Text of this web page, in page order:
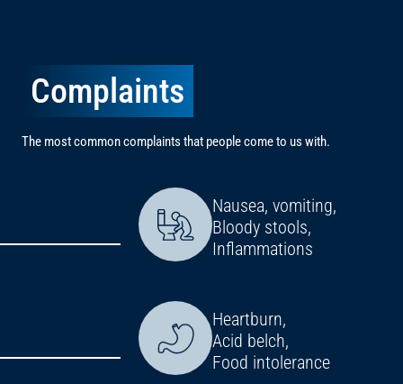
Complaints
The most common complaints that people come to us with.
Nausea, vomiting,
Bloody stools,
Inflammations
Heartburn,
Acid belch,
Food intolerance